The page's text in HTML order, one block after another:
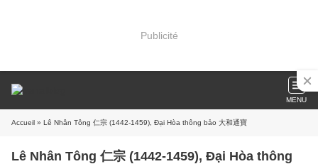
Publicité
MENU
Accueil » Lê Nhân Tông 仁宗 (1442-1459), Đại Hòa thông bảo 大和通寶
Lê Nhân Tông 仁宗 (1442-1459), Đại Hòa thông